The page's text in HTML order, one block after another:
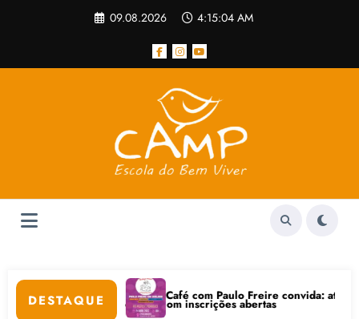
09.08.2026 4:15:05 AM
DESTAQUE
está com inscrições abertas
Café com Paulo Freire convida: ato público e pedagógica